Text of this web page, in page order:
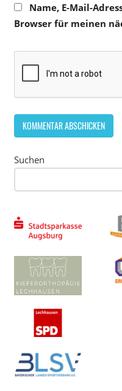
Name, E-Mail-
Browser für meinen
Suchen